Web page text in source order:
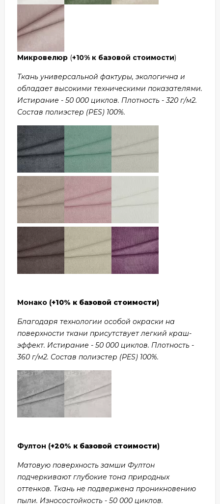
Микровелюр (+10% к базовой стоимости)
Ткань универсальной фактуры, экологична и
обладает высокими техническими показателями.
Истирание - 50 000 циклов. Плотность - 320 г/м2.
Состав полиэстер (PES) 100%.
Монако (+10% к базовой стоимости)
Благодаря технологии особой окраски на
поверхности ткани присутствует легкий краш-
эффект. Истирание - 50 000 циклов. Плотность -
360 г/м2. Состав полиэстер (PES) 100%.
Фултон (+20% к базовой стоимости)
Матовую поверхность замши Фултон
подчеркивают глубокие тона природных
оттенков. Ткань не подвержена проникновению
пыли. Износостойкость - 50 000 циклов.